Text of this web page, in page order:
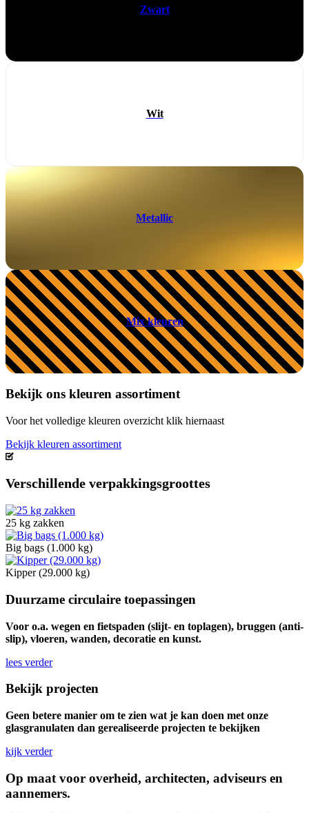
Zwart
Wit
Metallic
Mix kleuren
Bekijk ons kleuren assortiment
Voor het volledige kleuren overzicht klik hiernaast
Bekijk kleuren assortiment
Verschillende verpakkingsgroottes
25 kg zakken
Big bags (1.000 kg)
Kipper (29.000 kg)
Duurzame circulaire toepassingen
Voor o.a. wegen en fietspaden (slijt- en toplagen), bruggen (anti-
slip), vloeren, wanden, decoratie en kunst.
lees verder
Bekijk projecten
Geen betere manier om te zien wat je kan doen met onze
glasgranulaten dan gerealiseerde projecten te bekijken
kijk verder
Op maat voor overheid, architecten, adviseurs en
aannemers.